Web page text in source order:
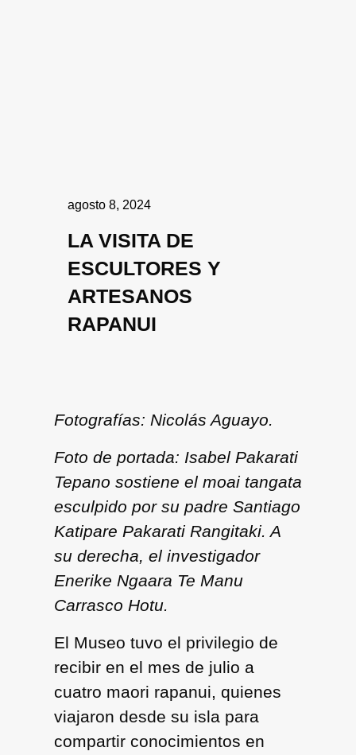
agosto 8, 2024
LA VISITA DE
ESCULTORES Y
ARTESANOS
RAPANUI
Fotografías: Nicolás Aguayo.
Foto de portada: Isabel Pakarati
Tepano sostiene el moai tangata
esculpido por su padre Santiago
Katipare Pakarati Rangitaki. A
su derecha, el investigador
Enerike Ngaara Te Manu
Carrasco Hotu.
El Museo tuvo el privilegio de
recibir en el mes de julio a
cuatro maori rapanui, quienes
viajaron desde su isla para
compartir conocimientos en